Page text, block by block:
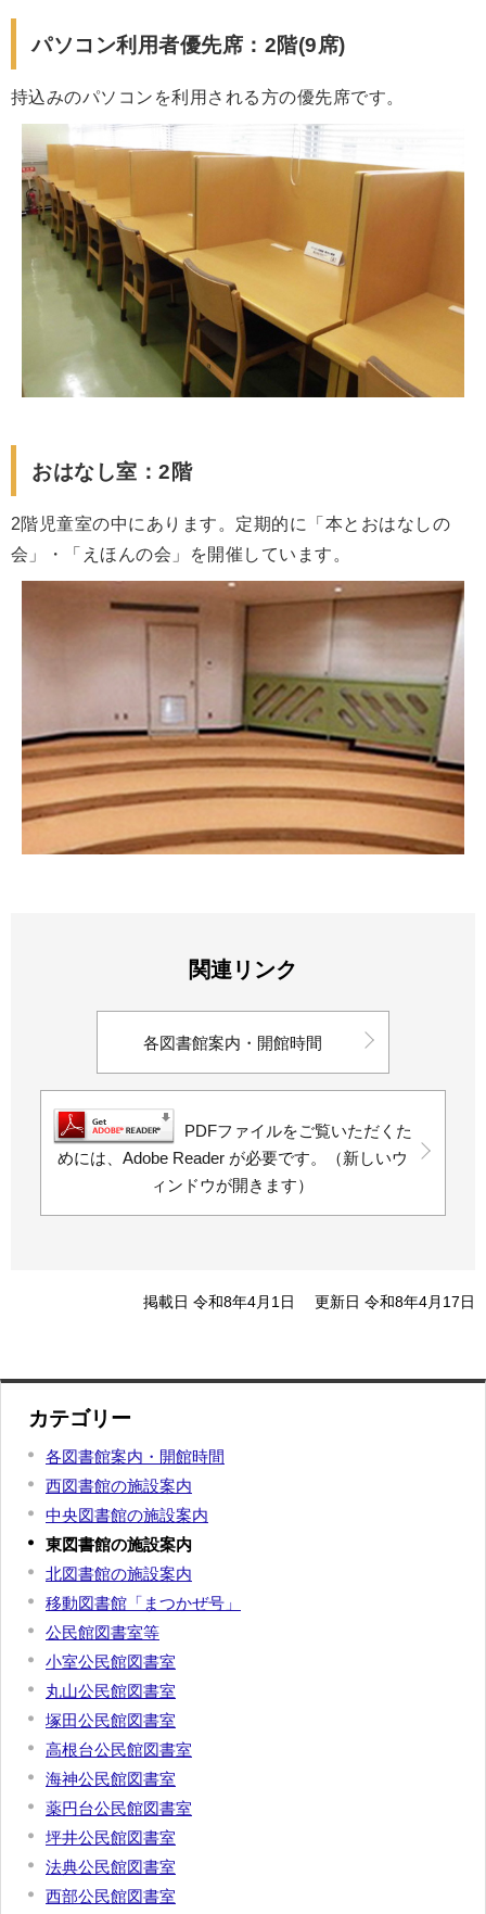
パソコン利用者優先席：2階(9席)
持込みのパソコンを利用される方の優先席です。
おはなし室：2階
2階児童室の中にあります。定期的に「本とおはなしの
会」・「えほんの会」を開催しています。
関連リンク
各図書館案内・開館時間
PDFファイルをご覧いただくた
めには、Adobe Reader が必要です。（新しいウ
ィンドウが開きます）
掲載日 令和8年4月1日 更新日 令和8年4月17日
カテゴリー
各図書館案内・開館時間
西図書館の施設案内
中央図書館の施設案内
東図書館の施設案内
北図書館の施設案内
移動図書館「まつかぜ号」
公民館図書室等
小室公民館図書室
丸山公民館図書室
塚田公民館図書室
高根台公民館図書室
海神公民館図書室
薬円台公民館図書室
坪井公民館図書室
法典公民館図書室
西部公民館図書室